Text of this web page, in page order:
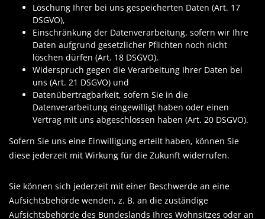
Löschung Ihrer bei uns gespeicherten Daten (Art. 17
DSGVO),
Einschränkung der Datenverarbeitung, sofern wir Ihre
Daten aufgrund gesetzlicher Pflichten noch nicht
löschen dürfen (Art. 18 DSGVO),
Widerspruch gegen die Verarbeitung Ihrer Daten bei
uns (Art. 21 DSGVO) und
Datenübertragbarkeit, sofern Sie in die
Datenverarbeitung eingewilligt haben oder einen
Vertrag mit uns abgeschlossen haben (Art. 20 DSGVO).
Sofern Sie uns eine Einwilligung erteilt haben, können Sie
diese jederzeit mit Wirkung für die Zukunft widerrufen.
Sie können sich jederzeit mit einer Beschwerde an eine
Aufsichtsbehörde wenden, z. B. an die zuständige
Aufsichtsbehörde des Bundeslands Ihres Wohnsitzes oder an